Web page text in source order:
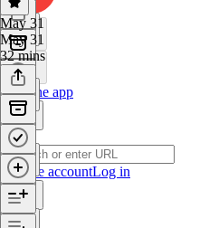
Get the app
Create accountLog in
May 31
May 31
32 mins